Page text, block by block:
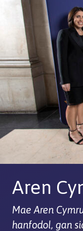
Aren
Mae Aren
hanfodol, gan